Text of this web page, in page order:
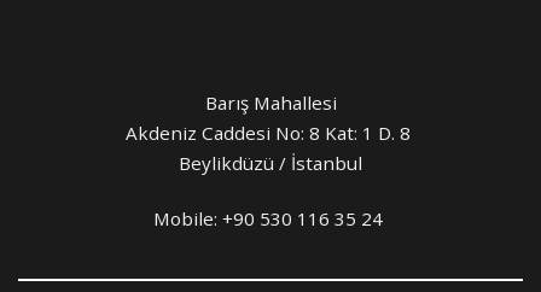
Barış Mahallesi
Akdeniz Caddesi No: 8 Kat: 1 D. 8
Beylikdüzü / İstanbul
Mobile: +90 530 116 35 24